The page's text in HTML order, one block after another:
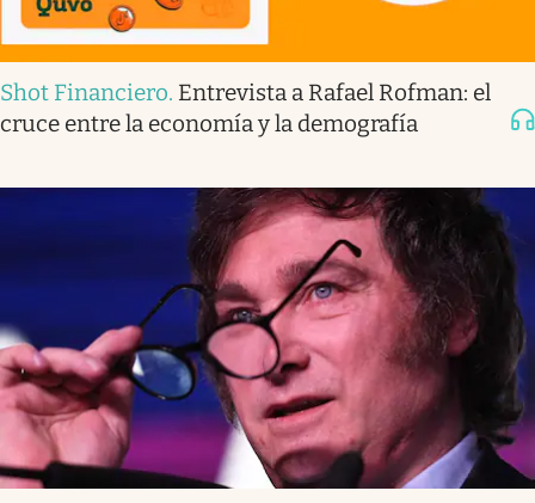
Shot Financiero. Entrevista a Rafael Rofman: el
cruce entre la economía y la demografía